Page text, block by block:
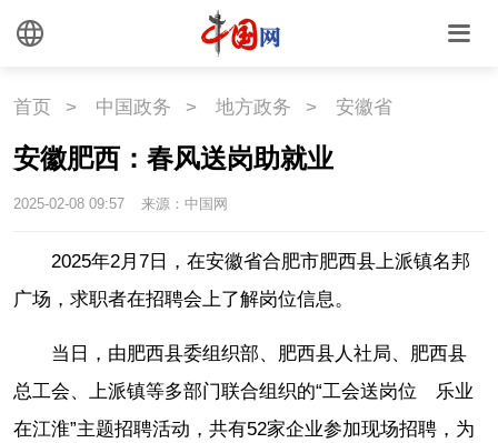
首页 > 中国政务 > 地方政务 > 安徽省
安徽肥西：春风送岗助就业
2025-02-08 09:57 来源：中国网
2025年2月7日，在安徽省合肥市肥西县上派镇名邦
广场，求职者在招聘会上了解岗位信息。
当日，由肥西县委组织部、肥西县人社局、肥西县
总工会、上派镇等多部门联合组织的“工会送岗位 乐业
在江淮”主题招聘活动，共有52家企业参加现场招聘，为